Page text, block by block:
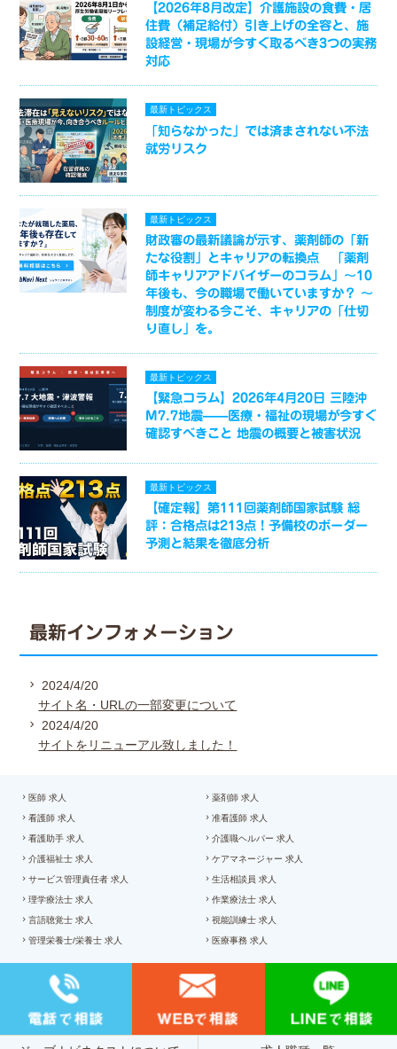
【2026年8月改定】介護施設の食費・居
住費（補足給付）引き上げの全容と、施
設経営・現場が今すぐ取るべき3つの実務
対応
最新トピックス
「知らなかった」では済まされない不法
就労リスク
最新トピックス
財政審の最新議論が示す、薬剤師の「新
たな役割」とキャリアの転換点 「薬剤
師キャリアアドバイザーのコラム」～10
年後も、今の職場で働いていますか？ ～
制度が変わる今こそ、キャリアの「仕切
り直し」を。
最新トピックス
【緊急コラム】2026年4月20日 三陸沖
M7.7地震——医療・福祉の現場が今すぐ
確認すべきこと 地震の概要と被害状況
最新トピックス
【確定報】第111回薬剤師国家試験 総
評：合格点は213点！予備校のボーダー
予測と結果を徹底分析
最新インフォメーション
2024/4/20
サイト名・URLの一部変更について
2024/4/20
サイトをリニューアル致しました！
医師 求人 薬剤師 求人
看護師 求人 准看護師 求人
看護助手 求人 介護職ヘルパー 求人
介護福祉士 求人 ケアマネージャー 求人
サービス管理責任者 求人 生活相談員 求人
理学療法士 求人 作業療法士 求人
言語聴覚士 求人 視能訓練士 求人
管理栄養士/栄養士 求人 医療事務 求人